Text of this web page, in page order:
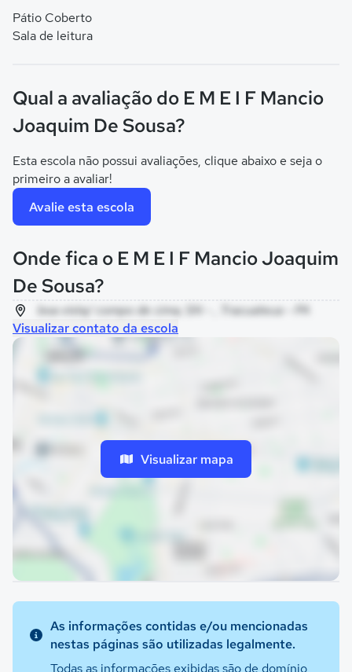
Pátio Coberto
Sala de leitura
Qual a avaliação do E M E I F Mancio
Joaquim De Sousa?
Esta escola não possui avaliações, clique abaixo e seja o
primeiro a avaliar!
Avalie esta escola
Onde fica o E M E I F Mancio Joaquim
De Sousa?
boa vista/ compo de cima, SN - , Tracuateua - PA
Visualizar contato da escola
Visualizar mapa
As informações contidas e/ou mencionadas
nestas páginas são utilizadas legalmente.
Todas as informações exibidas são de domínio